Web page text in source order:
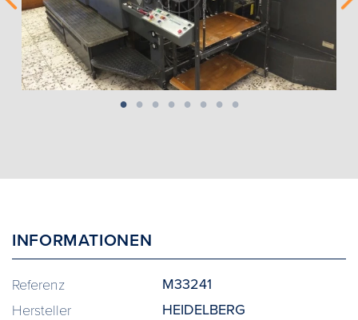
INFORMATIONEN
Referenz M33241
Hersteller HEIDELBERG